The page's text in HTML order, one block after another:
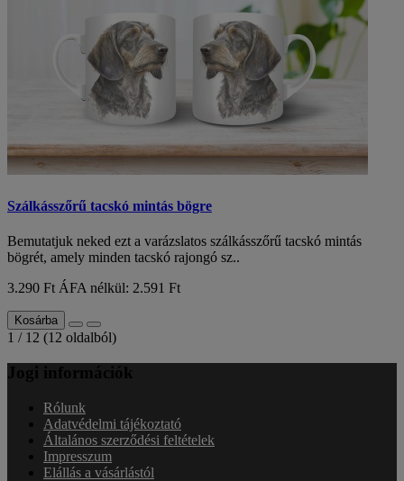
Szálkásszőrű tacskó mintás bögre
Bemutatjuk neked ezt a varázslatos szálkásszőrű tacskó mintás
bögrét, amely minden tacskó rajongó sz..
3.290 Ft ÁFA nélkül: 2.591 Ft
Kosárba
1 / 12 (12 oldalból)
Jogi információk
Rólunk
Adatvédelmi tájékoztató
Általános szerződési feltételek
Impresszum
Elállás a vásárlástól